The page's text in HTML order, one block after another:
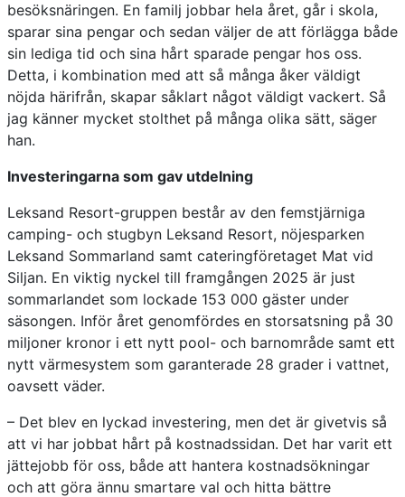
besöksnäringen. En familj jobbar hela året, går i skola,
sparar sina pengar och sedan väljer de att förlägga både
sin lediga tid och sina hårt sparade pengar hos oss.
Detta, i kombination med att så många åker väldigt
nöjda härifrån, skapar såklart något väldigt vackert. Så
jag känner mycket stolthet på många olika sätt, säger
han.
Investeringarna som gav utdelning
Leksand Resort-gruppen består av den femstjärniga
camping- och stugbyn Leksand Resort, nöjesparken
Leksand Sommarland samt cateringföretaget Mat vid
Siljan. En viktig nyckel till framgången 2025 är just
sommarlandet som lockade 153 000 gäster under
säsongen. Inför året genomfördes en storsatsning på 30
miljoner kronor i ett nytt pool- och barnområde samt ett
nytt värmesystem som garanterade 28 grader i vattnet,
oavsett väder.
– Det blev en lyckad investering, men det är givetvis så
att vi har jobbat hårt på kostnadssidan. Det har varit ett
jättejobb för oss, både att hantera kostnadsökningar
och att göra ännu smartare val och hitta bättre